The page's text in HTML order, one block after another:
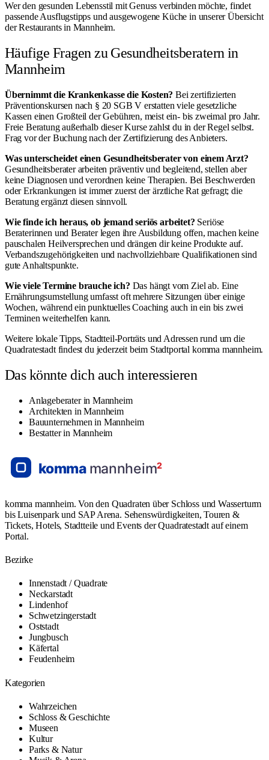
Wer den gesunden Lebensstil mit Genuss verbinden möchte, findet
passende Ausflugstipps und ausgewogene Küche in unserer Übersicht
derRestaurants in Mannheim.
Häufige Fragen zu Gesundheitsberatern in
Mannheim
Übernimmt die Krankenkasse die Kosten? Bei zertifizierten
Präventionskursen nach § 20 SGB V erstatten viele gesetzliche
Kassen einen Großteil der Gebühren, meist ein- bis zweimal pro Jahr.
Freie Beratung außerhalb dieser Kurse zahlst du in der Regel selbst.
Frag vor der Buchung nach der Zertifizierung des Anbieters.
Was unterscheidet einen Gesundheitsberater von einem Arzt?
Gesundheitsberater arbeiten präventiv und begleitend, stellen aber
keine Diagnosen und verordnen keine Therapien. Bei Beschwerden
oder Erkrankungen ist immer zuerst der ärztliche Rat gefragt; die
Beratung ergänzt diesen sinnvoll.
Wie finde ich heraus, ob jemand seriös arbeitet? Seriöse
Beraterinnen und Berater legen ihre Ausbildung offen, machen keine
pauschalen Heilversprechen und drängen dir keine Produkte auf.
Verbandszugehörigkeiten und nachvollziehbare Qualifikationen sind
gute Anhaltspunkte.
Wie viele Termine brauche ich? Das hängt vom Ziel ab. Eine
Ernährungsumstellung umfasst oft mehrere Sitzungen über einige
Wochen, während ein punktuelles Coaching auch in ein bis zwei
Terminen weiterhelfen kann.
Weitere lokale Tipps, Stadtteil-Porträts und Adressen rund um die
Quadratestadt findest du jederzeit beim Stadtportal komma mannheim.
Das könnte dich auch interessieren
Anlageberater in Mannheim
Architekten in Mannheim
Bauunternehmen in Mannheim
Bestatter in Mannheim
komma mannheim. Von den Quadraten über Schloss und Wasserturm
bis Luisenpark und SAP Arena. Sehenswürdigkeiten, Touren &
Tickets, Hotels, Stadtteile und Events der Quadratestadt auf einem
Portal.
Bezirke
Innenstadt / Quadrate
Neckarstadt
Lindenhof
Schwetzingerstadt
Oststadt
Jungbusch
Käfertal
Feudenheim
Kategorien
Wahrzeichen
Schloss & Geschichte
Museen
Kultur
Parks & Natur